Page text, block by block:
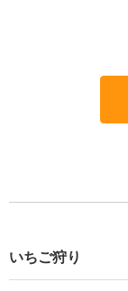
いちご狩り